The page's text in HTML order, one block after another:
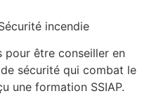
incendie
pour être conseiller en
sécurité qui combat le
une formation SSIAP.